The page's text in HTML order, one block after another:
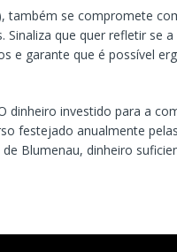
também se compromete
que quer refletir se
e garante que é possível
dinheiro investido para a
festejado anualmente
Blumenau, dinheiro